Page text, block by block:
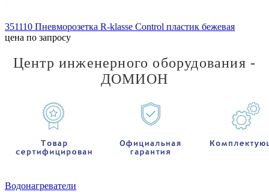
351110 Пневморозетка R-klasse Control пластик бежевая
цена по запросу
Центр инженерного оборудования -
ДОМИОН
Водонагреватели